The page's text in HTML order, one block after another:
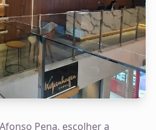
Pena, escolher a